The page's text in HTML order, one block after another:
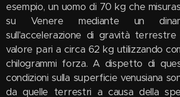
esempio, un uomo di 70 kg che
su Venere mediante un
sull'accelerazione di gravità
valore pari a circa 62 kg utilizzando
chilogrammi forza. A dispetto di
condizioni sulla superficie venusiana
da quelle terrestri a causa della